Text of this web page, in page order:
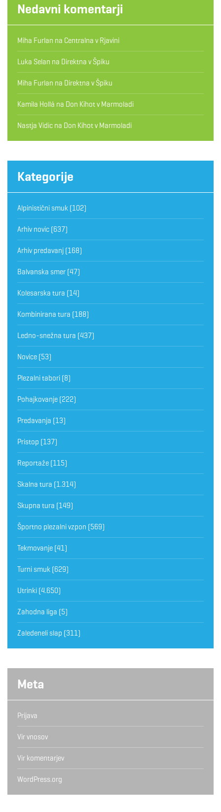
Nedavni komentarji
Miha Furlan na Centralna v Rjavini
Luka Selan na Direktna v Špiku
Miha Furlan na Direktna v Špiku
Kamila Hollá na Don Kihot v Marmoladi
Nastja Vidic na Don Kihot v Marmoladi
Kategorije
Alpinistični smuk (102)
Arhiv novic (637)
Arhiv predavanj (168)
Balvanska smer (47)
Kolesarska tura (14)
Kombinirana tura (188)
Ledno-snežna tura (437)
Novice (53)
Plezalni tabori (8)
Pohajkovanje (222)
Predavanja (13)
Pristop (137)
Reportaže (115)
Skalna tura (1.314)
Skupna tura (149)
Športno plezalni vzpon (569)
Tekmovanje (41)
Turni smuk (629)
Utrinki (4.650)
Zahodna liga (5)
Zaledeneli slap (311)
Meta
Prijava
Vir vnosov
Vir komentarjev
WordPress.org